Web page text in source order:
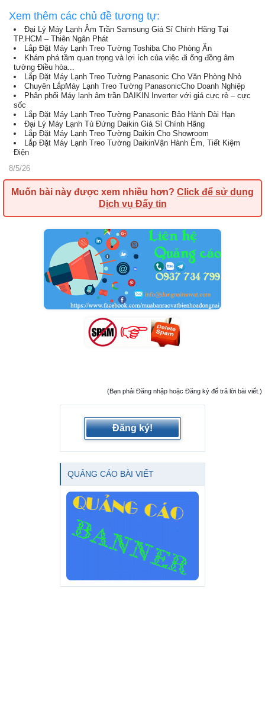
Xem thêm các chủ đề tương tự:
Đại Lý Máy Lạnh Âm Trần Samsung Giá Sỉ Chính Hãng Tại
TP.HCM – Thiên Ngân Phát
Lắp Đặt Máy Lạnh Treo Tường Toshiba Cho Phòng Ăn
Khám phá tầm quan trọng và lợi ích của việc đi ống đồng âm
tường Điều hòa...
Lắp Đặt Máy Lạnh Treo Tường Panasonic Cho Văn Phòng Nhỏ
Chuyên LắpMáy Lạnh Treo Tường PanasonicCho Doanh Nghiệp
Phân phối Máy lạnh âm trần DAIKIN Inverter với giá cực rẻ – cực
sốc
Lắp Đặt Máy Lạnh Treo Tường Panasonic Bảo Hành Dài Hạn
Đại Lý Máy Lạnh Tủ Đứng Daikin Giá Sỉ Chính Hãng
Lắp Đặt Máy Lạnh Treo Tường Daikin Cho Showroom
Lắp Đặt Máy Lạnh Treo Tường DaikinVận Hành Êm, Tiết Kiệm
Điện
8/5/26
Muốn bài này được xem nhiều hơn? Click để sử dụng
Dịch vụ Đẩy tin
(Bạn phải Đăng nhập hoặc Đăng ký để trả lời bài viết.)
Đăng ký!
QUẢNG CÁO BÀI VIẾT